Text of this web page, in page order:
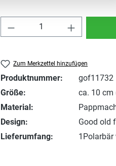
Produkt Anzahl:
Zum Merkzettel hinzufügen
Produktnummer:
gof11732
Größe:
ca. 10 cm
Material:
Design:
Good old
Lieferumfang:
1Polarbär